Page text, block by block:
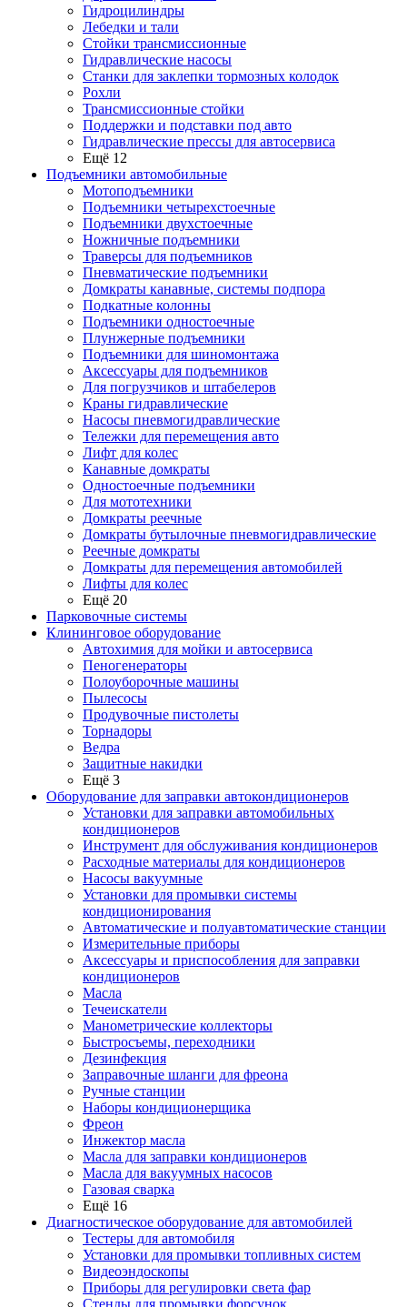
Гидроцилиндры
Лебедки и тали
Стойки трансмиссионные
Гидравлические насосы
Cтанки для заклепки тормозных колодок
Рохли
Трансмиссионные стойки
Поддержки и подставки под авто
Гидравлические прессы для автосервиса
Ещё 12
Подъемники автомобильные
Мотоподъемники
Подъемники четырехстоечные
Подъемники двухстоечные
Ножничные подъемники
Траверсы для подъемников
Пневматические подъемники
Домкраты канавные, системы подпора
Подкатные колонны
Подъемники одностоечные
Плунжерные подъемники
Подъемники для шиномонтажа
Аксессуары для подъемников
Для погрузчиков и штабелеров
Краны гидравлические
Насосы пневмогидравлические
Тележки для перемещения авто
Лифт для колес
Канавные домкраты
Одностоечные подъемники
Для мототехники
Домкраты реечные
Домкраты бутылочные пневмогидравлические
Реечные домкраты
Домкраты для перемещения автомобилей
Лифты для колес
Ещё 20
Парковочные системы
Клининговое оборудование
Автохимия для мойки и автосервиса
Пеногенераторы
Полоуборочные машины
Пылесосы
Продувочные пистолеты
Торнадоры
Ведра
Защитные накидки
Ещё 3
Оборудование для заправки автокондиционеров
Установки для заправки автомобильных
кондиционеров
Инструмент для обслуживания кондиционеров
Расходные материалы для кондиционеров
Насосы вакуумные
Установки для промывки системы
кондиционирования
Автоматические и полуавтоматические станции
Измерительные приборы
Аксессуары и приспособления для заправки
кондиционеров
Масла
Течеискатели
Манометрические коллекторы
Быстросъемы, переходники
Дезинфекция
Заправочные шланги для фреона
Ручные станции
Наборы кондиционерщика
Фреон
Инжектор масла
Масла для заправки кондиционеров
Масла для вакуумных насосов
Газовая сварка
Ещё 16
Диагностическое оборудование для автомобилей
Тестеры для автомобиля
Установки для промывки топливных систем
Видеоэндоскопы
Приборы для регулировки света фар
Стенды для промывки форсунок